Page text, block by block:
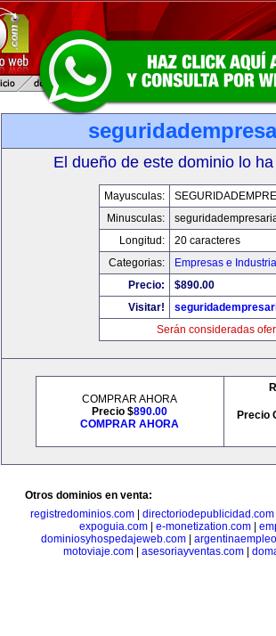
El dueño de este dominio lo
Mayusculas:
Minusculas:
Longitud:
20 caracteres
Categorias:
Empresas e
Precio:
$890.00
Visitar!
Serán consideradas
COMPRAR AHORA
Precio $890.00
COMPRAR AHORA
Precio
Otros dominios en venta:
registredominios.com| directoriodepublicidad.com
expoguia.com| e-monetization.com|
dominiosyhospedajeweb.com
motoviaje.com| asesoriayventas.com|